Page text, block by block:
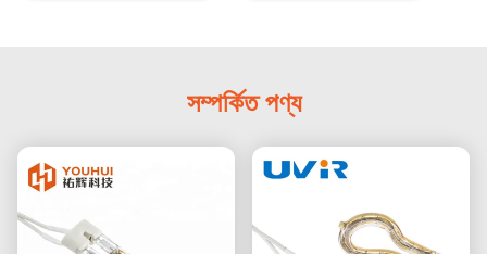
সম্পর্কিত পণ্য